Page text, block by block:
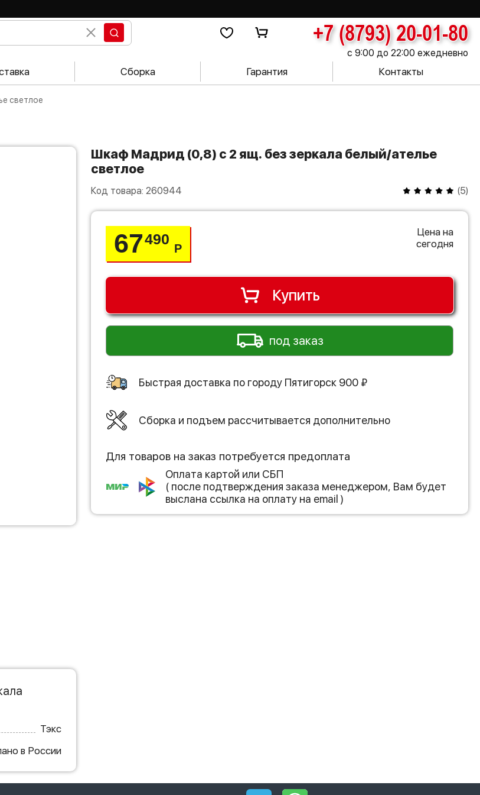
+7 (8793) 20-01-80
с 9:00 до 22:00 ежедневно
Сборка Гарантия Контакты
светлое
Шкаф Мадрид (0,8) с 2 ящ. без зеркала белый/ателье
светлое
Код товара: 260944 (5)
67490
Р
Цена на
сегодня
Купить
под заказ
Быстрая доставка по городу Пятигорск 900 ₽
Сборка и подъем рассчитывается дополнительно
Для товаров на заказ потребуется предоплата
Оплата картой или СБП
( после подтверждения заказа менеджером, Вам будет
выслана ссылка на оплату на email )
Тэкс
в России